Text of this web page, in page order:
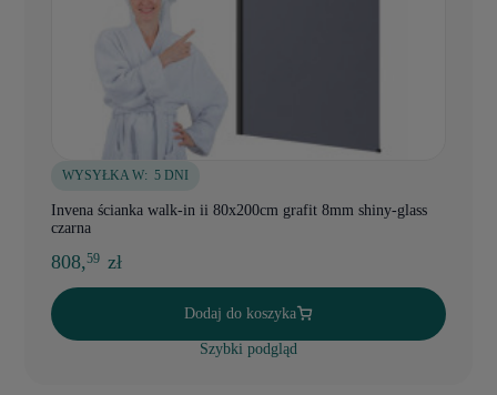
WYSYŁKA W: 5 DNI
Invena ścianka walk-in ii 80x200cm grafit 8mm shiny-glass
czarna
808,59 zł
Dodaj do koszyka
Szybki podgląd